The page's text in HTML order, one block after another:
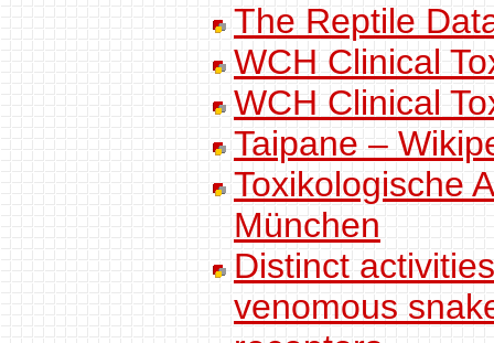
The Reptile
WCH Clinical
WCH Clinical
Taipane –
Toxikologische
München
Distinct
venomous